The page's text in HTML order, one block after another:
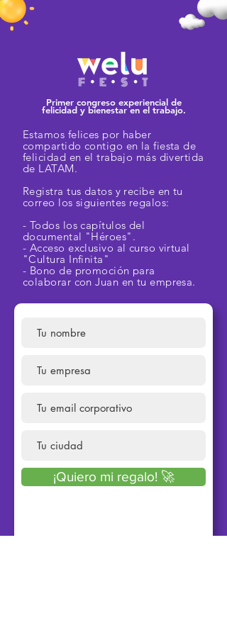
Primer congreso experiencial de
felicidad y bienestar en el trabajo.
Estamos felices por haber
compartido contigo en la fiesta de
felicidad en el trabajo más divertida
de LATAM.
Registra tus datos y recibe en tu
correo los siguientes regalos:
- Todos los capítulos del
documental "Héroes".
- Acceso exclusivo al curso virtual
"Cultura Infinita"
- Bono de promoción para
colaborar con Juan en tu empresa.
¡Quiero mi regalo! 🚀